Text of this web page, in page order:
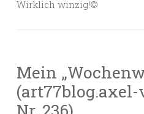
Wirklich winzig!©️
Mein